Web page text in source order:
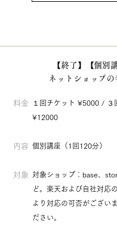
【終了】【個別
ネットショップの
料金
１回チケット ¥5000 / ３
¥12000
内容 個別講座（1回120分）
対象
対象ショップ：base、
ど。楽天および自社対応
より対応の可否がござい
ださい。